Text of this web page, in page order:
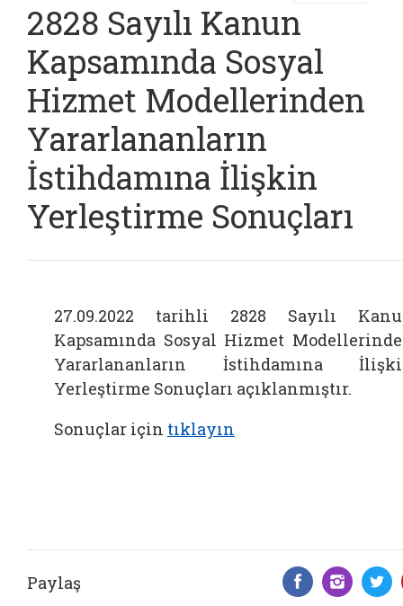
2828 Sayılı Kanun
Kapsamında Sosyal
Hizmet Modellerinden
Yararlananların
İstihdamına İlişkin
Yerleştirme Sonuçları
27.09.2022 tarihli 2828 Sayılı
Kapsamında Sosyal Hizmet
Yararlananların İstihdamına
Yerleştirme Sonuçları açıklanmıştır.
Sonuçlar için tıklayın
Paylaş